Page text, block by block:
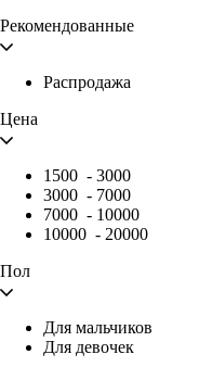
Рекомендованные
Распродажа
Цена
1500 - 3000
3000 - 7000
7000 - 10000
10000 - 20000
Пол
Для мальчиков
Для девочек